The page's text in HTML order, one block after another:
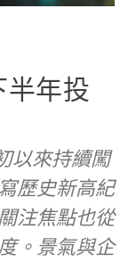
年投
以來持續闖
歷史新高紀
注焦點也從
。景氣與企